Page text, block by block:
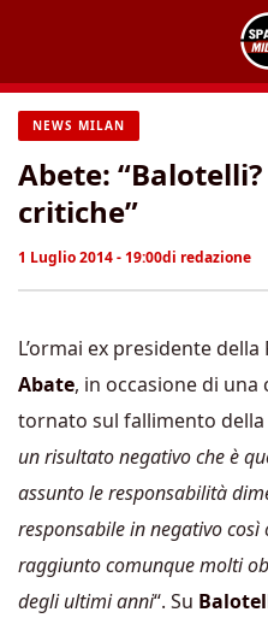
contenuto
NEWS MILAN
Abete:
critiche”
1 Luglio 2014 - 19:00di redazione
L’ormai ex presidente della
Abate, in occasione di
tornato sul fallimento della
un risultato negativo che è
assunto le responsabilità
responsabile in negativo
raggiunto comunque molti
degli ultimi anni“. Su